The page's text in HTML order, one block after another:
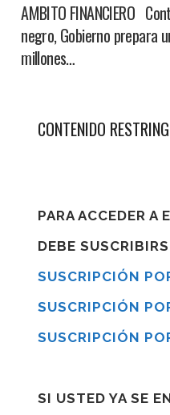
AMBITO FINANCIERO
negro, Gobierno prepara
millones…
CONTENIDO
PARA ACCEDER A
DEBE
SUSCRIPCIÓN
SUSCRIPCIÓN
SUSCRIPCIÓN
SI USTED YA SE